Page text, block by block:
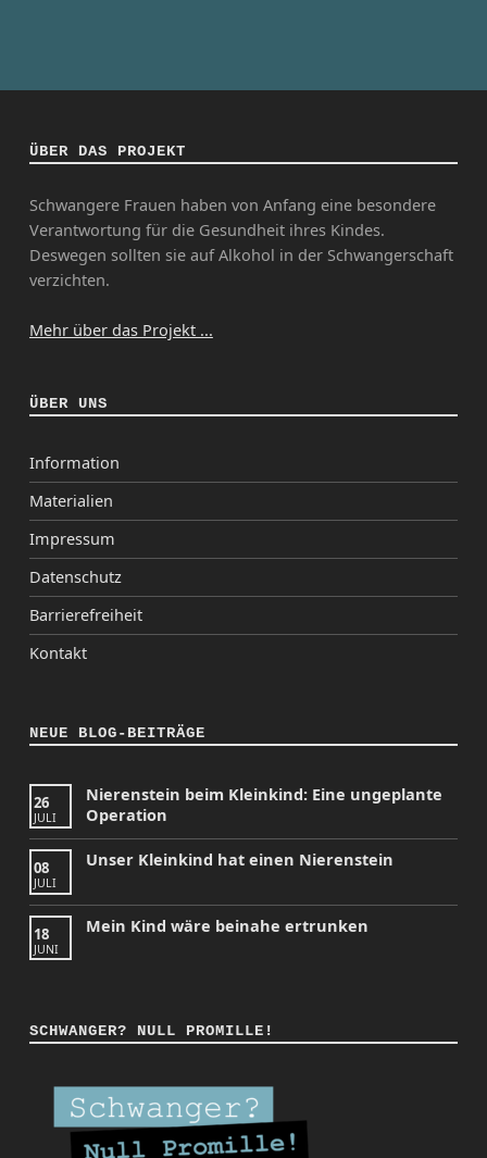
ÜBER DAS PROJEKT
Schwangere Frauen haben von Anfang eine besondere
Verantwortung für die Gesundheit ihres Kindes.
Deswegen sollten sie auf Alkohol in der Schwangerschaft
verzichten.
Mehr über das Projekt ...
ÜBER UNS
Information
Materialien
Impressum
Datenschutz
Barrierefreiheit
Kontakt
NEUE BLOG-BEITRÄGE
26
JULI
Nierenstein beim Kleinkind: Eine ungeplante
Operation
08
JULI
Unser Kleinkind hat einen Nierenstein
18
JUNI
Mein Kind wäre beinahe ertrunken
SCHWANGER? NULL PROMILLE!